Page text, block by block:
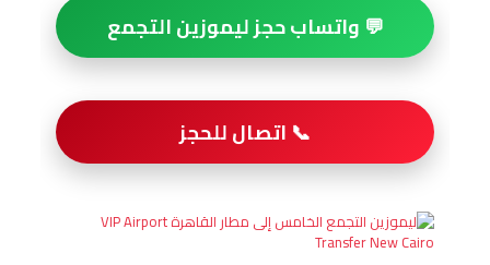
💬 واتساب حجز ليموزين التجمع
📞 اتصال للحجز